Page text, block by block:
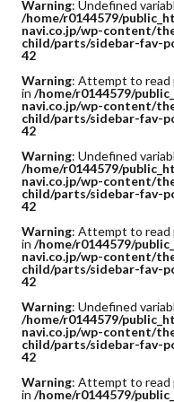
Warning: Undefined
/home/r0144579/
navi.co.jp/wp-content/
child/parts/sidebar-fav-
42
Warning: Attempt to read
in /home/r0144579/
navi.co.jp/wp-content/
child/parts/sidebar-fav-
42
Warning: Undefined
/home/r0144579/
navi.co.jp/wp-content/
child/parts/sidebar-fav-
42
Warning: Attempt to read
in /home/r0144579/
navi.co.jp/wp-content/
child/parts/sidebar-fav-
42
Warning: Undefined
/home/r0144579/
navi.co.jp/wp-content/
child/parts/sidebar-fav-
42
Warning: Attempt to read
in /home/r0144579/